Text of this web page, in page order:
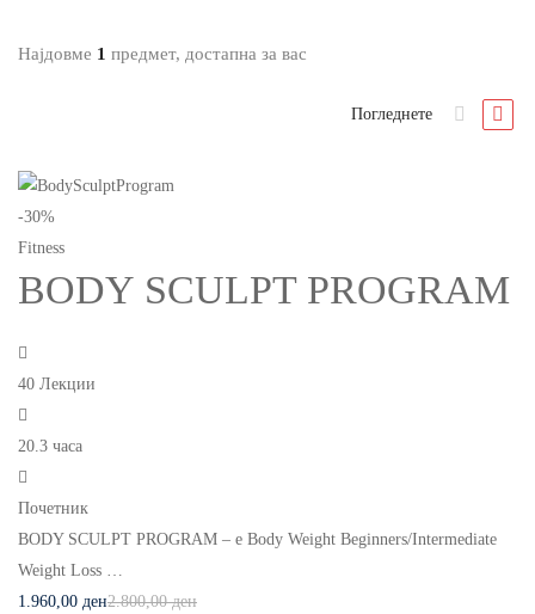
Најдовме 1 предмет, достапна за вас
Погледнете
-30%
Fitness
BODY SCULPT PROGRAM
40 Лекции
20.3 часа
Почетник
BODY SCULPT PROGRAM – е Body Weight Beginners/Intermediate
Weight Loss …
1.960,00 ден2.800,00 ден